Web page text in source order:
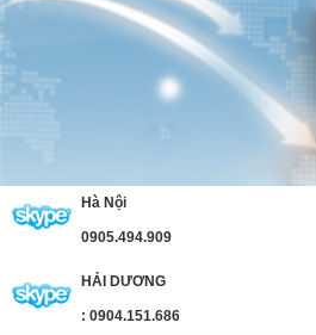
Hà Nội
0905.494.909
HẢI DƯƠNG
: 0904.151.686